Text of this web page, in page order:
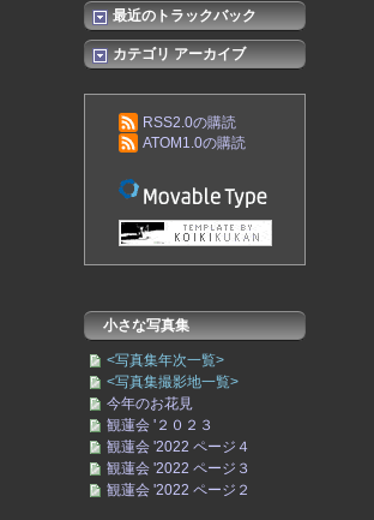
最近のトラックバック
カテゴリ アーカイブ
RSS2.0の購読
ATOM1.0の購読
小さな写真集
<写真集年次一覧>
<写真集撮影地一覧>
今年のお花見
観蓮会 '２０２３
観蓮会 '2022 ページ４
観蓮会 '2022 ページ３
観蓮会 '2022 ページ２